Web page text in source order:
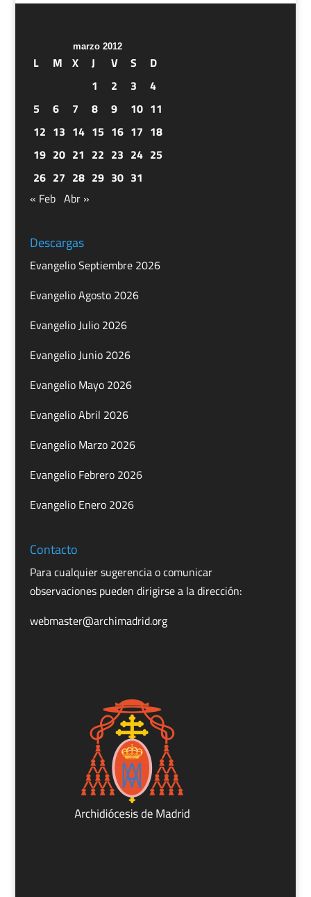
marzo 2012
L M X J V S
D
1
2 3
4
5
6 7 8 9 10 11
12 13 14 15 16 17 18
19 20 21 22 23 24 25
26 27 28 29 30 31
« Feb Abr »
Descargas
Evangelio Septiembre 2026
Evangelio Agosto 2026
Evangelio Julio 2026
Evangelio Junio 2026
Evangelio Mayo 2026
Evangelio Abril 2026
Evangelio Marzo 2026
Evangelio Febrero 2026
Evangelio Enero 2026
Contacto
Para cualquier sugerencia o comunicar
observaciones pueden dirigirse a la dirección:
webmaster@archimadrid.org